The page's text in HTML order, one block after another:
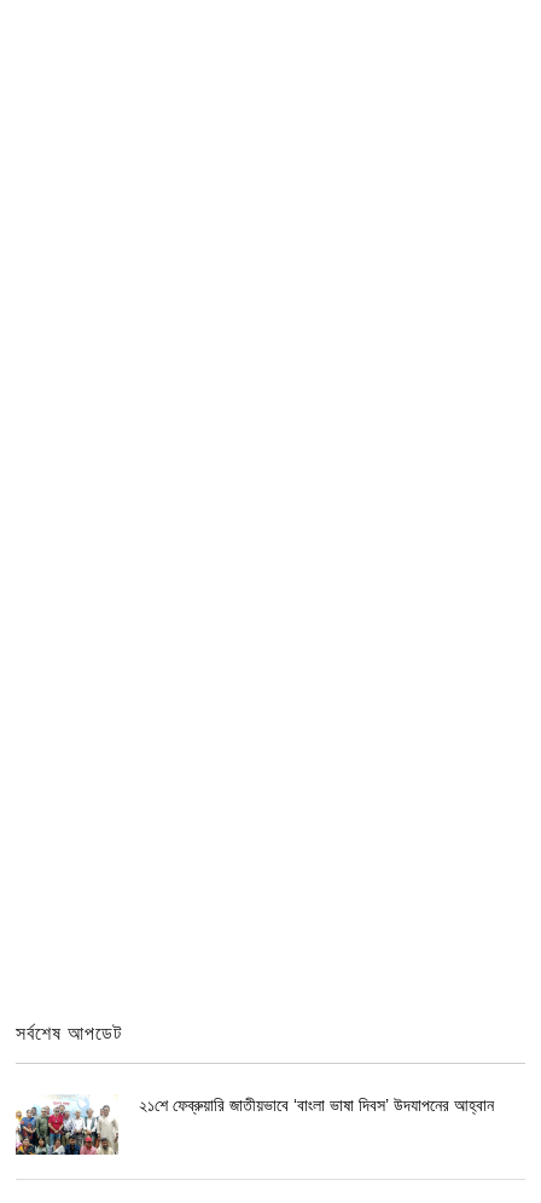
সর্বশেষ আপডেট
২১শে ফেব্রুয়ারি জাতীয়ভাবে ‘বাংলা ভাষা দিবস’ উদযাপনের আহ্বান